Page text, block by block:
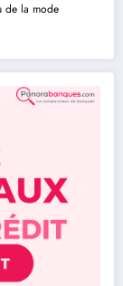
de la mode